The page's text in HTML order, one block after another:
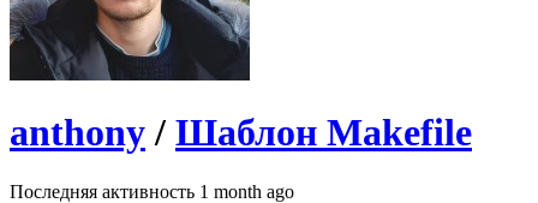
anthony / Шаблон Makefile
Последняя активность 1 month ago